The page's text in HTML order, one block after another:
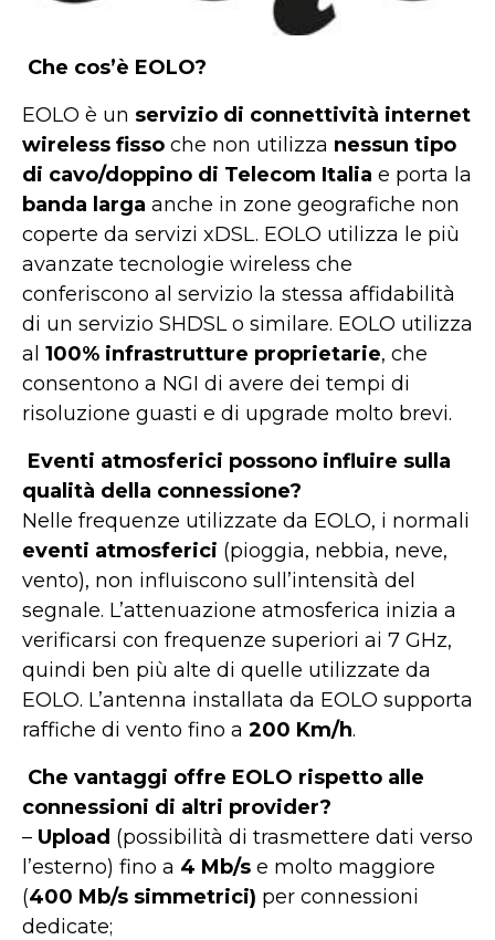
Che cos’è EOLO?
EOLO è un servizio di connettività internet
wireless fisso che non utilizza nessun tipo
di cavo/doppino di Telecom Italia e porta la
banda larga anche in zone geografiche non
coperte da servizi xDSL. EOLO utilizza le più
avanzate tecnologie wireless che
conferiscono al servizio la stessa affidabilità
di un servizio SHDSL o similare. EOLO utilizza
al 100% infrastrutture proprietarie, che
consentono a NGI di avere dei tempi di
risoluzione guasti e di upgrade molto brevi.
Eventi atmosferici possono influire sulla
qualità della connessione?
Nelle frequenze utilizzate da EOLO, i normali
eventi atmosferici (pioggia, nebbia, neve,
vento), non influiscono sull’intensità del
segnale. L’attenuazione atmosferica inizia a
verificarsi con frequenze superiori ai 7 GHz,
quindi ben più alte di quelle utilizzate da
EOLO. L’antenna installata da EOLO supporta
raffiche di vento fino a 200 Km/h.
Che vantaggi offre EOLO rispetto alle
connessioni di altri provider?
– Upload (possibilità di trasmettere dati verso
l’esterno) fino a 4 Mb/s e molto maggiore
(400 Mb/s simmetrici) per connessioni
dedicate;